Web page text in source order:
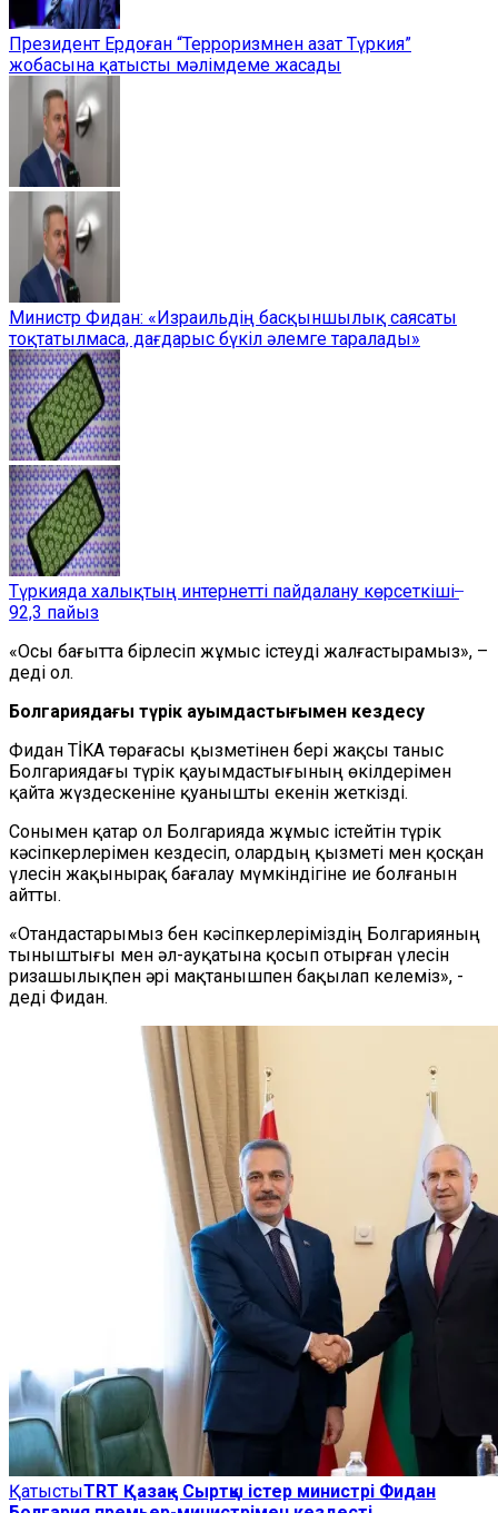
Президент Ердоған “Терроризмнен азат Түркия”
жобасына қатысты мәлімдеме жасады
Министр Фидан: «Израильдің басқыншылық саясаты
тоқтатылмаса, дағдарыс бүкіл әлемге таралады»
Түркияда халықтың интернетті пайдалану көрсеткіші ̶
92,3 пайыз
«Осы бағытта бірлесіп жұмыс істеуді жалғастырамыз», –
деді ол.
Болгариядағы түрік қауымдастығымен кездесу
Фидан TİKA төрағасы қызметінен бері жақсы таныс
Болгариядағы түрік қауымдастығының өкілдерімен
қайта жүздескеніне қуанышты екенін жеткізді.
Сонымен қатар ол Болгарияда жұмыс істейтін түрік
кәсіпкерлерімен кездесіп, олардың қызметі мен қосқан
үлесін жақынырақ бағалау мүмкіндігіне ие болғанын
айтты.
«Отандастарымыз бен кәсіпкерлеріміздің Болгарияның
тыныштығы мен әл-ауқатына қосып отырған үлесін
ризашылықпен әрі мақтанышпен бақылап келеміз», -
деді Фидан.
ҚатыстыTRT Қазақ - Сыртқы істер министрі Фидан